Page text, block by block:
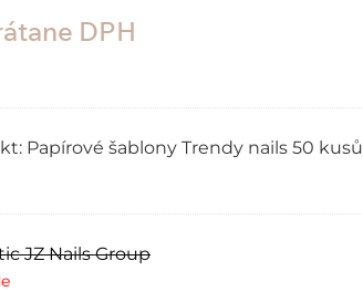
DPH
Papírové šablony Trendy nails 50 kusů
JZ Nails Group